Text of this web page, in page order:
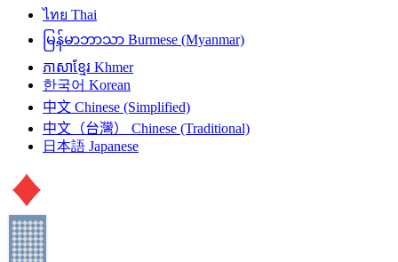
ไทย Thai
မြန်မာဘာသာ Burmese (Myanmar)
ភាសាខ្មែរ Khmer
한국어 Korean
中文 Chinese (Simplified)
中文（台灣）
Chinese (Traditional)
日本語 Japanese